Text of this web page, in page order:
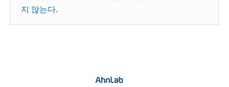
지 않는다.